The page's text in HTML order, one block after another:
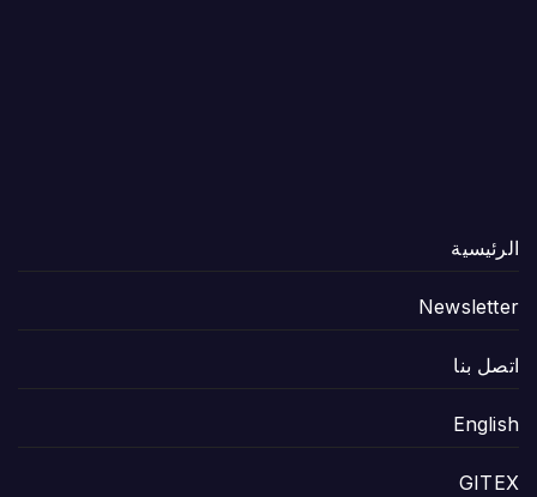
الرئيسية
Newsletter
اتصل بنا
English
GITEX